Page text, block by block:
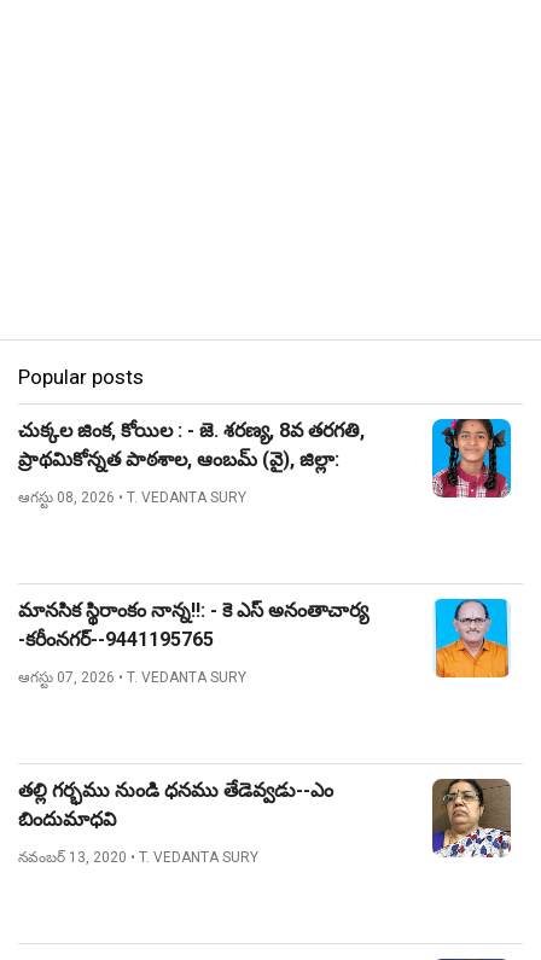
Popular posts
చుక్కల జింక, కోయిల : - జె. శరణ్య, 8వ తరగతి,
ప్రాథమికోన్నత పాఠశాల, ఆంబమ్ (వై), జిల్లా:
నిజామాబాద్.
ఆగస్టు 08, 2026 • T. VEDANTA SURY
మానసిక స్థిరాంకం నాన్న!!: - కె ఎస్ అనంతాచార్య
-కరీంనగర్--9441195765
ఆగస్టు 07, 2026 • T. VEDANTA SURY
తల్లి గర్భము నుండి ధనము తేడెవ్వడు--ఎం
బిందుమాధవి
నవంబర్ 13, 2020 • T. VEDANTA SURY